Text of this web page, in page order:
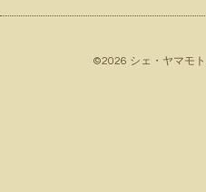
©2026 シェ・ヤマモト